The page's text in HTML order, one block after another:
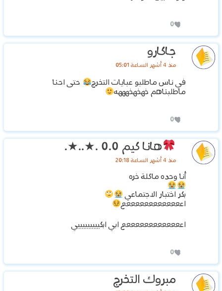
0
جاكارو
منذ 4 أشهر الساعة 05:01
في ناس ماطلبو عبايات التخرج
حتى احنا
ماطلبناهم خهخهخهههه
0
هانا كيم 0.0 .★..★.
منذ 4 أشهر الساعة 20:18
أنا وحده ماكلة خره
بكر اختبار الاجتماعي
اعععععععععععععع
اعععععععععععععع ابي ابكيييييييييي
0
مبروك التخرج